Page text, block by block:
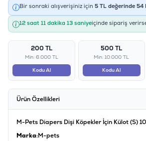
Bir sonraki alışverişiniz için 5 TL değerinde 54
12 saat 11 dakika 12 saniyeiçinde sipariş
200 TL
Min: 6.000 TL
Kodu Al
500 TL
Min: 10.000 TL
Kodu Al
Ürün Özellikleri
M-Pets Diapers Dişi Köpekler İçin Külot (S)
Marka:M-pets